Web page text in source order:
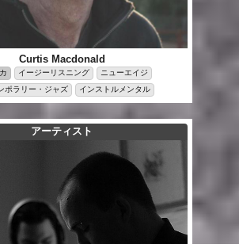
Curtis Macdonald
イージーリスニング
ニューエイジ
ポラリー・ジャズ
インストルメンタル
アーティスト